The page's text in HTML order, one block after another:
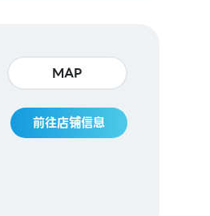
MAP
前往店铺信息